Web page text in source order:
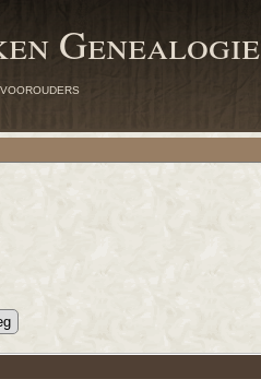
Genealogie